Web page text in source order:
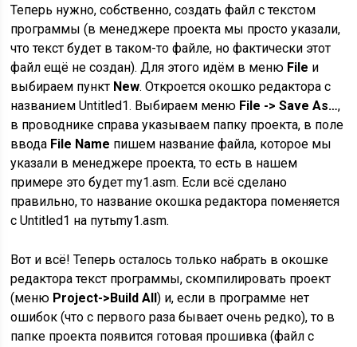
Теперь нужно, собственно, создать файл с текстом
программы (в менеджере проекта мы просто указали,
что текст будет в таком-то файле, но фактически этот
файл ещё не создан). Для этого идём в меню File и
выбираем пункт New. Откроется окошко редактора с
названием Untitled1. Выбираем меню File -> Save As…,
в проводнике справа указываем папку проекта, в поле
ввода File Name пишем название файла, которое мы
указали в менеджере проекта, то есть в нашем
примере это будет my1.asm. Если всё сделано
правильно, то название окошка редактора поменяется
с Untitled1 на путьmy1.asm.
Вот и всё! Теперь осталось только набрать в окошке
редактора текст программы, скомпилировать проект
(меню Project->Build All) и, если в программе нет
ошибок (что с первого раза бывает очень редко), то в
папке проекта появится готовая прошивка (файл с